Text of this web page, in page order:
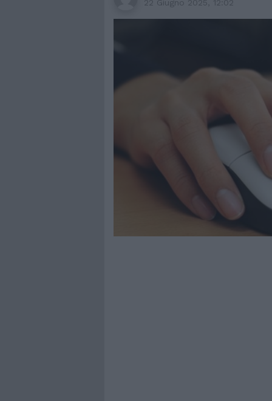
22 Giugno 2025, 12:02